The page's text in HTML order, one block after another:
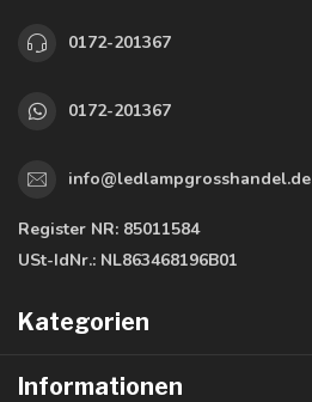
0172-201367
0172-201367
info@ledlampgrosshandel.de
Register NR: 85011584
USt-IdNr.: NL863468196B01
Kategorien
Informationen